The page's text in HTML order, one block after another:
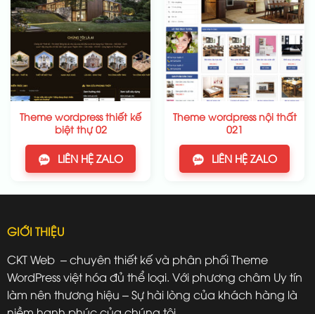
Theme wordpress thiết kế
biệt thự 02
LIÊN HỆ ZALO
Theme wordpress nội thất
021
LIÊN HỆ ZALO
GIỚI THIỆU
CKT Web – chuyên thiết kế và phân phối Theme
WordPress việt hóa đủ thể loại. Với phương châm Uy tín
làm nên thương hiệu – Sự hài lòng của khách hàng là